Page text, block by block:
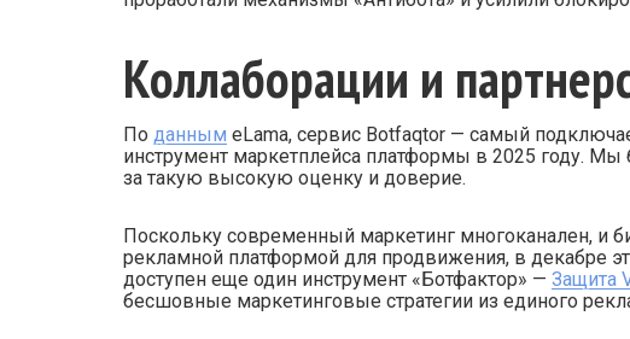
Коллаборации и
По данным eLama, сервис Botfaqtor — самый
инструмент маркетплейса платформы в 2025 году.
за такую высокую оценку и доверие.
Поскольку современный маркетинг многоканален, и
рекламной платформой для продвижения, в декабре
доступен еще один инструмент «Ботфактор» — Защита
бесшовные маркетинговые стратегии из единого